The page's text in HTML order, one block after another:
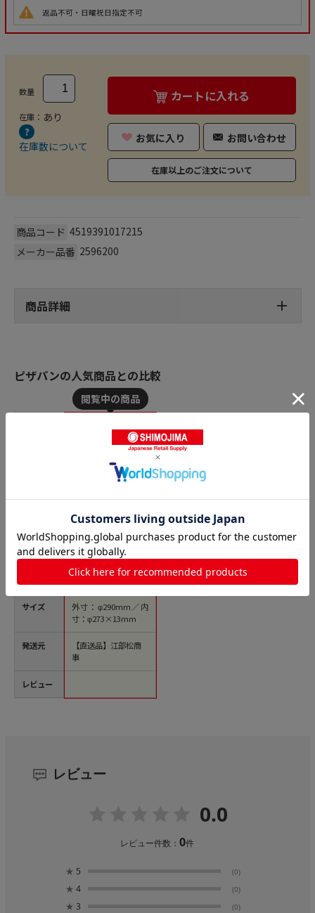
返品不可・日曜祝日指定不可
数量
在庫： あり
在庫数について
カートに入れる
お気に入り お問い合わせ
在庫以上のご注文について
商品コード 4519391017215
メーカー品番 2596200
商品詳細
ピザパンの人気商品との比較
サイズ
発送元
レビュー
日本メタルワークス
ン 11インチ φ290
1個（ご注文単位1
個）【直送品】
￥1,413
外寸：φ290mm／内
寸：φ273×13mm
【直送品】江部松商
事
レビュー
0.0
レビュー件数：0件
★ 5 (0)
★ 4 (0)
★ 3 (0)